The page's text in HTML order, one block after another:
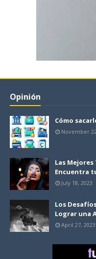
Opinión
Cómo
November
Las
Encuentra
July 18, 2023
Los
Lograr una
April 27, 2023